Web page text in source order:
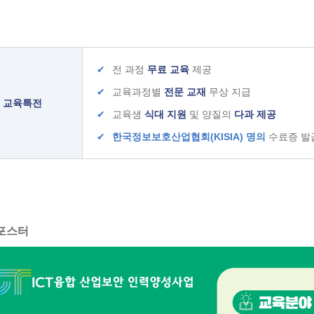
교육특전
✔ 전 과정 무료 교육제공
✔
교육과정별 전문 교재 무상 지급
✔
교육생 식대 지원 및 양질의 다과 제공
✔
한국정보보호산업협회(KISIA) 명의 수료증 발
스터